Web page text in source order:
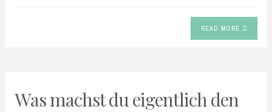
READ MORE
Was machst du eigentlich den